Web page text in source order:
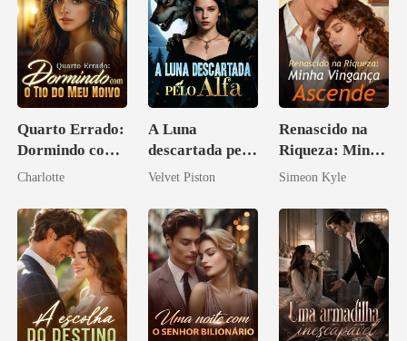
Quarto Errado:
Dormindo com
o Tio do Meu
Charlotte
A Luna
descartada pelo
Alfa
Velvet Piston
Renascido na
Riqueza: Minha
Vingança
Simeon Kyle